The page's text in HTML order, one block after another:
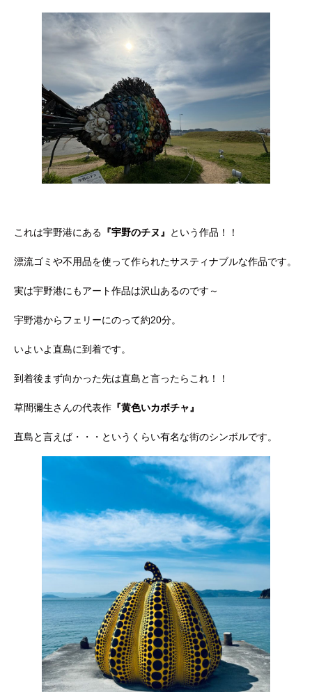
これは宇野港にある 『宇野のチヌ』 という作品！！
漂流ゴミや不用品を使って作られたサスティナブルな作品です。
実は宇野港にもアート作品は沢山あるのです～
宇野港からフェリーにのって約20分。
いよいよ直島に到着です。
到着後まず向かった先は直島と言ったらこれ！！
草間彌生さんの代表作 『黄色いカボチャ』
直島と言えば・・・というくらい有名な街のシンボルです。